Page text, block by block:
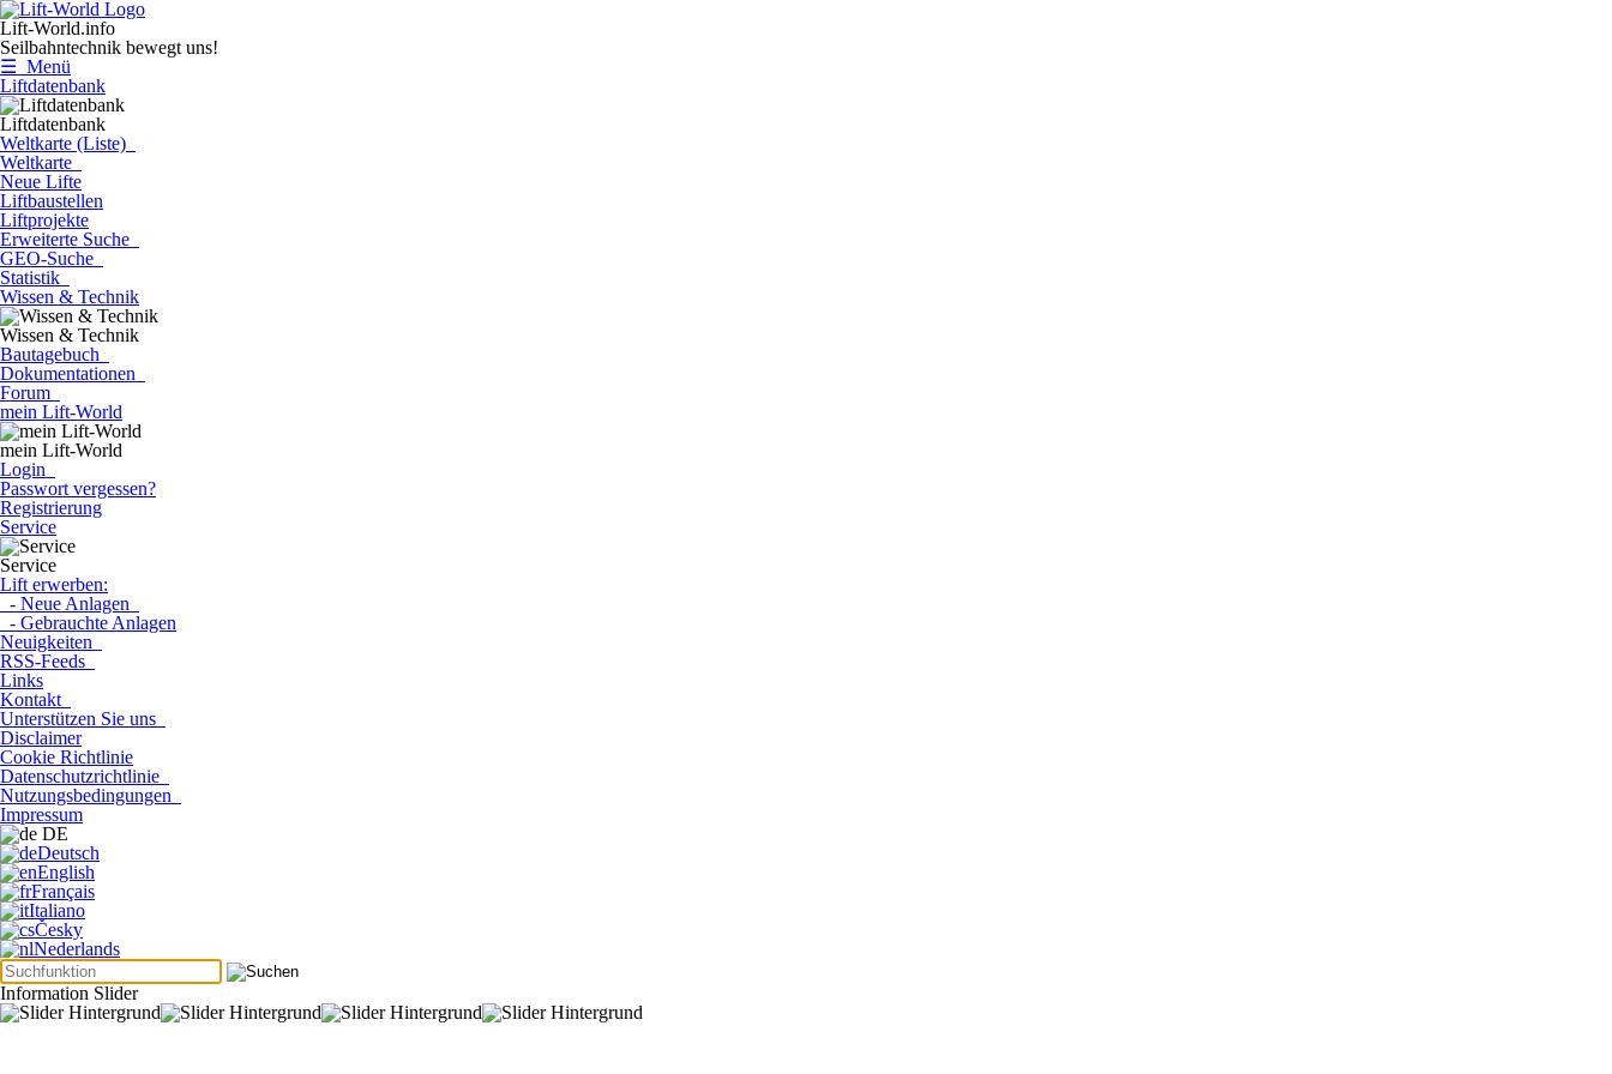
Lift-World.info
Seilbahntechnik bewegt uns!
☰ Menü
Liftdatenbank
Liftdatenbank
Weltkarte (Liste)
Weltkarte
Neue Lifte
Liftbaustellen
Liftprojekte
Erweiterte Suche
GEO-Suche
Statistik
Wissen & Technik
Wissen & Technik
Bautagebuch
Dokumentationen
Forum
mein Lift-World
mein Lift-World
Login
Passwort vergessen?
Registrierung
Service
Service
Lift erwerben:
- Neue Anlagen
- Gebrauchte Anlagen
Neuigkeiten
RSS-Feeds
Links
Kontakt
Unterstützen Sie uns
Disclaimer
Cookie Richtlinie
Datenschutzrichtlinie
Nutzungsbedingungen
Impressum
DE
Deutsch
English
Français
Italiano
Česky
Nederlands
Information Slider